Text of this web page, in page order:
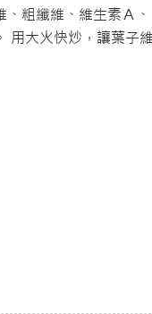
、粗纖維、維生素Ａ、
用大火快炒，讓葉子